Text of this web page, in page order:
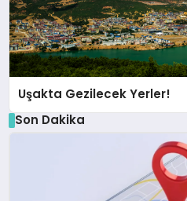
Uşakta Gezilecek Yerler!
Son Dakika